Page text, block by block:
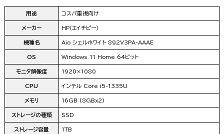
用途 コスパ重視向け
メーカー HP（エイチピー）
機種名 Aio シェルホワイト 892V3PA-AAAE
OS Windows 11 Home 64ビット
モニタ解像度 1920×1080
CPU インテル Core i5-1335U
メモリ 16GB (8GBx2)
ストレージの種類 SSD
ストレージ容量 1TB